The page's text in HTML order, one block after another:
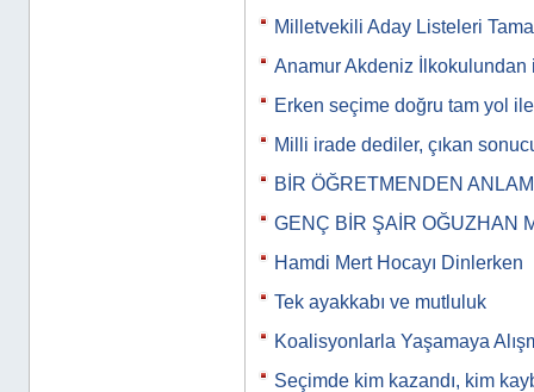
Milletvekili Aday Listeleri
Anamur Akdeniz İlkokulundan
Erken seçime doğru tam yol
Milli irade dediler, çıkan
BİR ÖĞRETMENDEN
GENÇ BİR ŞAİR OĞUZHAN
Hamdi Mert Hocayı Dinlerken
Tek ayakkabı ve mutluluk
Koalisyonlarla Yaşamaya
Seçimde kim kazandı, kim